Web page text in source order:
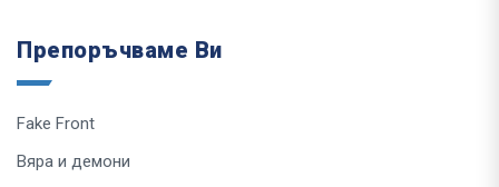
Препоръчваме Ви
Fake Front
Вяра и демони